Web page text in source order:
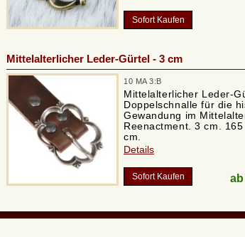
Sofort Kaufen
Mittelalterlicher Leder-Gürtel - 3 cm
10 MA 3:B
Mittelalterlicher Leder-
Doppelschnalle für die
Gewandung im
Reenactment. 3 cm.
cm.
Details
Sofort Kaufen ab